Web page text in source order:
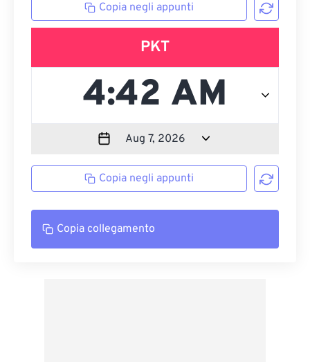
Copia negli appunti
PKT
Copia negli appunti
Copia collegamento